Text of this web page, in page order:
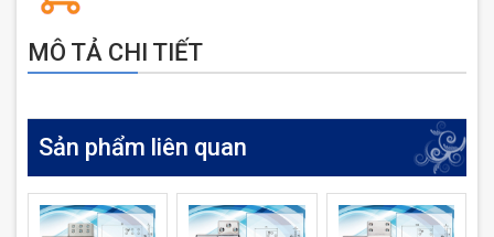
MÔ TẢ CHI TIẾT
Sản phẩm liên quan